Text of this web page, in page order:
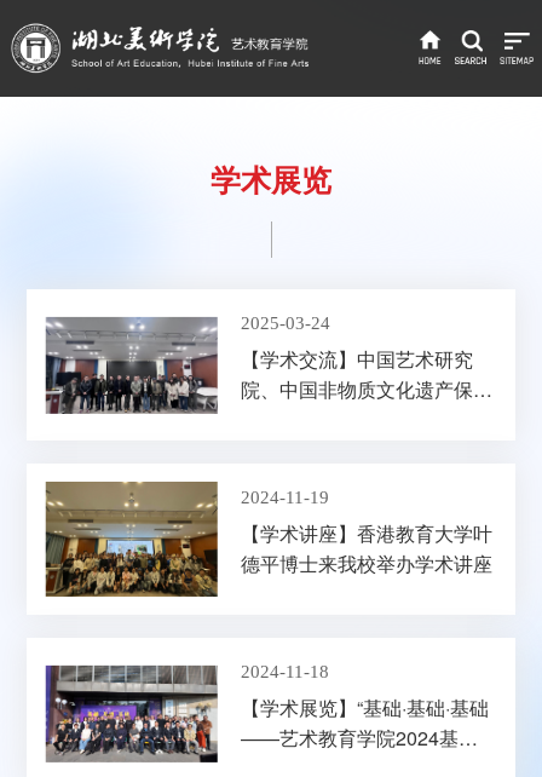
学术展览
2025-03-24
【学术交流】中国艺术研究
院、中国非物质文化遗产保护
2024-11-19
【学术讲座】香港教育大学叶
德平博士来我校举办学术讲座
2024-11-18
【学术展览】“基础·基础·基础
——艺术教育学院2024基础